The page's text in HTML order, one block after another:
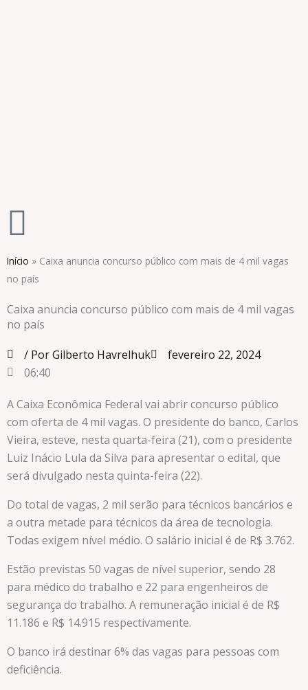
Início » Caixa anuncia concurso público com mais de 4 mil vagas
no país
Caixa anuncia concurso público com mais de 4 mil vagas
no país
/ Por Gilberto Havrelhuk
fevereiro 22, 2024
06:40
A Caixa Econômica Federal vai abrir concurso público
com oferta de 4 mil vagas. O presidente do banco, Carlos
Vieira, esteve, nesta quarta-feira (21), com o presidente
Luiz Inácio Lula da Silva para apresentar o edital, que
será divulgado nesta quinta-feira (22).
Do total de vagas, 2 mil serão para técnicos bancários e
a outra metade para técnicos da área de tecnologia.
Todas exigem nível médio. O salário inicial é de R$ 3.762.
Estão previstas 50 vagas de nível superior, sendo 28
para médico do trabalho e 22 para engenheiros de
segurança do trabalho. A remuneração inicial é de R$
11.186 e R$ 14.915 respectivamente.
O banco irá destinar 6% das vagas para pessoas com
deficiência.